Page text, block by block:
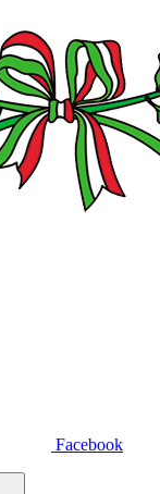
Facebook